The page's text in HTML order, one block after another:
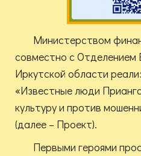
Министерством
совместно с Отделением
Иркутской области
«Известные люди
культуру и против
(далее – Проект).
Первыми героями